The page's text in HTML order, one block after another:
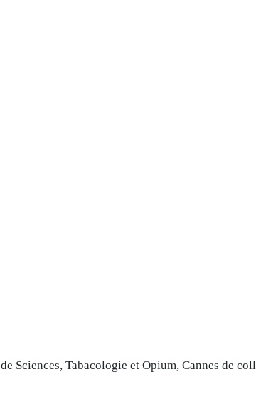
Sciences, Tabacologie et Opium, Cannes de